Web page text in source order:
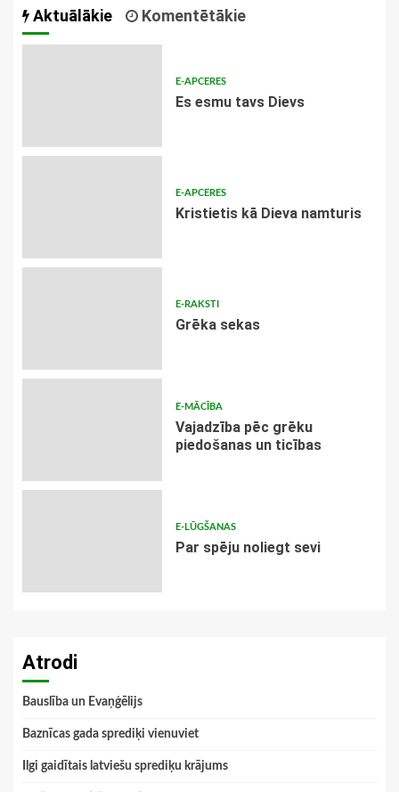
Aktuālākie Komentētākie
E-APCERES
Es esmu tavs Dievs
E-APCERES
Kristietis kā Dieva namturis
E-RAKSTI
Grēka sekas
E-MĀCĪBA
Vajadzība pēc grēku
piedošanas un ticības
E-LŪGŠANAS
Par spēju noliegt sevi
Atrodi
Bauslība un Evaņģēlijs
Baznīcas gada sprediķi vienuviet
Ilgi gaidītais latviešu sprediķu krājums